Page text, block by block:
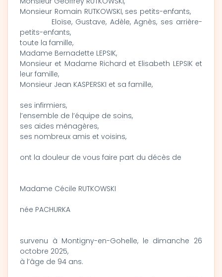
Monsieur Romain RUTKOWSKI, ses petits-enfants,
Eloïse, Gustave, Adèle, Agnès, ses arrière-
petits-enfants,
toute la famille,
Madame Bernadette LEPSIK,
Monsieur et Madame Richard et Elisabeth LEPSIK et
leur famille,
Monsieur Jean KASPERSKI et sa famille,
ses infirmiers,
l’ensemble de l’équipe de soins,
ses aides ménagères,
ses nombreux amis et voisins,
ont la douleur de vous faire part du décès de
Madame Cécile RUTKOWSKI
née PACHURKA
survenu à Montigny-en-Gohelle, le dimanche 26
octobre 2025,
à l’âge de 94 ans.